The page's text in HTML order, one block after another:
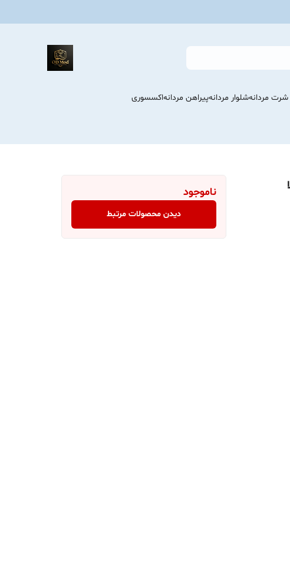
مردانهشلوار مردانهپیراهن مردانهاکسسوری
ناموجود
دیدن محصولات مرتبط